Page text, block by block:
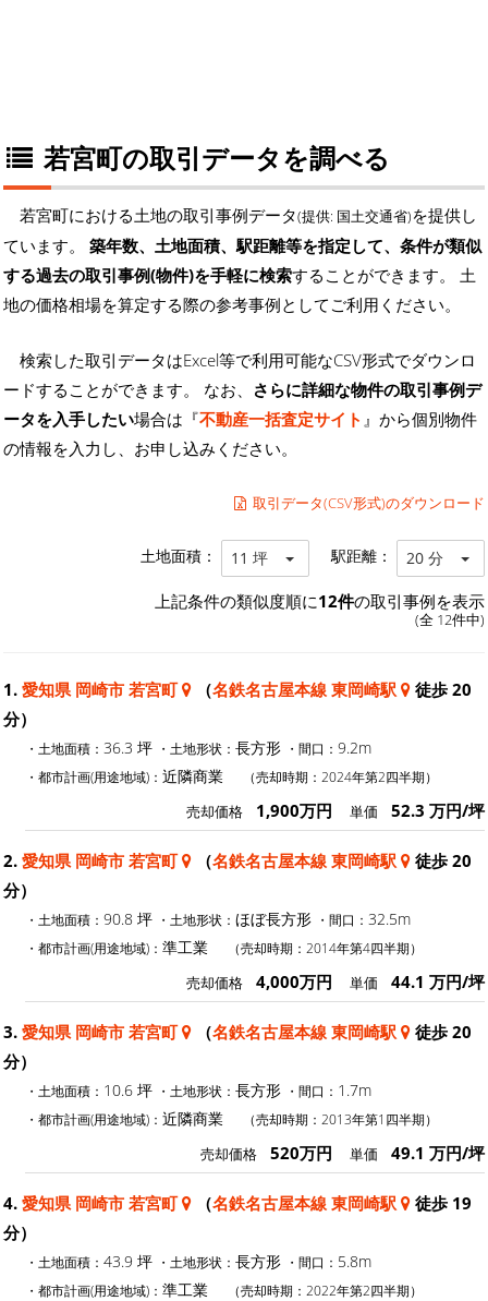
若宮町の取引データを調べる
若宮町における土地の取引事例データ(提供: 国土交通省)を提供し
ています。 築年数、土地面積、駅距離等を指定して、条件が類似
する過去の取引事例(物件)を手軽に検索することができます。 土
地の価格相場を算定する際の参考事例としてご利用ください。
検索した取引データはExcel等で利用可能なCSV形式でダウンロ
ードすることができます。 なお、 さらに詳細な物件の取引事例デ
ータを入手したい場合は『不動産一括査定サイト 』から個別物件
の情報を入力し、お申し込みください。
取引データ(CSV形式)のダウンロード
土地面積： 11 坪 駅距離： 20 分
上記条件の類似度順に12件の取引事例を表示
(全 12件中)
1. 愛知県 岡崎市 若宮町 （名鉄名古屋本線 東岡崎駅
徒歩 20
分）
・土地面積： 36.3 坪 ・土地形状： 長方形 ・間口： 9.2m
・都市計画(用途地域)： 近隣商業 （売却時期：2024年第2四半期）
売却価格 1,900万円 単価 52.3 万円/坪
2. 愛知県 岡崎市 若宮町 （名鉄名古屋本線 東岡崎駅
徒歩 20
分）
・土地面積： 90.8 坪 ・土地形状： ほぼ長方形 ・間口： 32.5m
・都市計画(用途地域)： 準工業 （売却時期：2014年第4四半期）
売却価格 4,000万円 単価 44.1 万円/坪
3. 愛知県 岡崎市 若宮町 （名鉄名古屋本線 東岡崎駅
徒歩 20
分）
・土地面積： 10.6 坪 ・土地形状： 長方形 ・間口： 1.7m
・都市計画(用途地域)： 近隣商業 （売却時期：2013年第1四半期）
売却価格 520万円 単価 49.1 万円/坪
4. 愛知県 岡崎市 若宮町 （名鉄名古屋本線 東岡崎駅
徒歩 19
分）
・土地面積： 43.9 坪 ・土地形状： 長方形 ・間口： 5.8m
・都市計画(用途地域)： 準工業 （売却時期：2022年第2四半期）